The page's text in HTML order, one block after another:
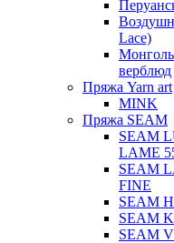
Lace)
верблюд
Пряжа Yarn art
MINK
Пряжа SEAM
SEAM
LAME
SEAM
FINE
SEAM
SEAM
SEAM